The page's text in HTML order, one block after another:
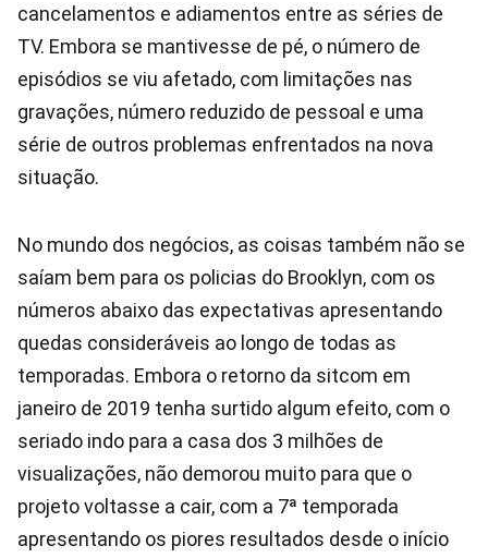
cancelamentos e adiamentos entre as séries de
TV. Embora se mantivesse de pé, o número de
episódios se viu afetado, com limitações nas
gravações, número reduzido de pessoal e uma
série de outros problemas enfrentados na nova
situação.
No mundo dos negócios, as coisas também não se
saíam bem para os policias do Brooklyn, com os
números abaixo das expectativas apresentando
quedas consideráveis ao longo de todas as
temporadas. Embora o retorno da sitcom em
janeiro de 2019 tenha surtido algum efeito, com o
seriado indo para a casa dos 3 milhões de
visualizações, não demorou muito para que o
projeto voltasse a cair, com a 7ª temporada
apresentando os piores resultados desde o início